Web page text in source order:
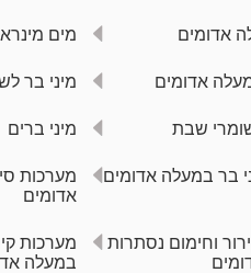
מיני בר כולל
בחשמל!
אדומים מים
אדומים מיני בר
שבת מיני ברים
בר במעלה אדומים
מערכות
אדומים
וחימום נסתרות
מערכות
במעלה